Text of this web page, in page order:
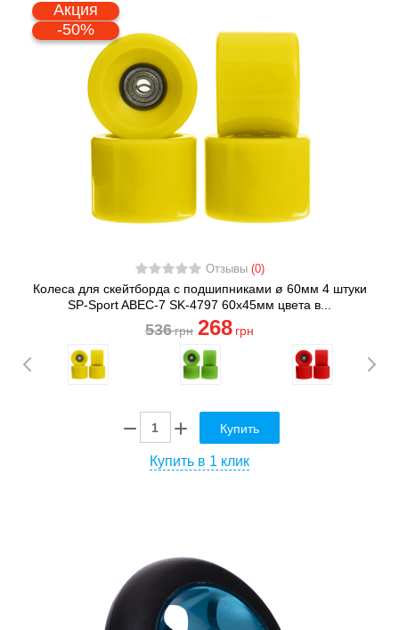
Акция
-50%
Отзывы (0)
Колеса для скейтборда с подшипниками ø 60мм 4 штуки
SP-Sport ABEC-7 SK-4797 60х45мм цвета в...
536грн 268 грн
Купить
Купить в 1 клик